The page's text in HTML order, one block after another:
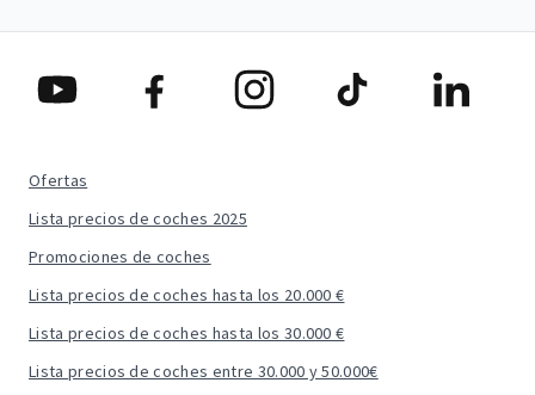
Ofertas
Lista precios de coches 2025
Promociones de coches
Lista precios de coches hasta los 20.000 €
Lista precios de coches hasta los 30.000 €
Lista precios de coches entre 30.000 y 50.000€